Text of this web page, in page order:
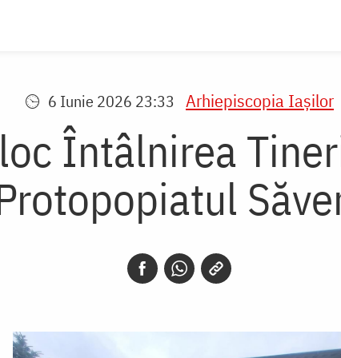
6 Iunie 2026 23:33 Arhiepiscopia Iaşilor
Întâlnirea